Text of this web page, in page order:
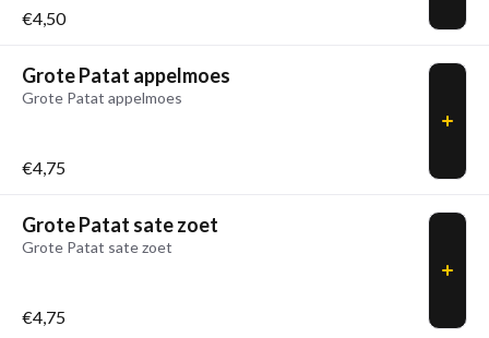
€4,50
Grote Patat appelmoes
Grote Patat appelmoes
€4,75
Grote Patat sate zoet
Grote Patat sate zoet
€4,75